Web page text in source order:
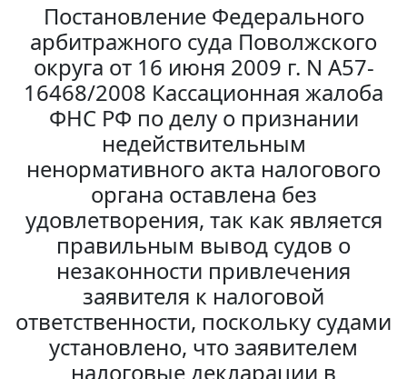
Постановление Федерального
арбитражного суда Поволжского
округа от 16 июня 2009 г. N А57-
16468/2008 Кассационная жалоба
ФНС РФ по делу о признании
недействительным
ненормативного акта налогового
органа оставлена без
удовлетворения, так как является
правильным вывод судов о
незаконности привлечения
заявителя к налоговой
ответственности, поскольку судами
установлено, что заявителем
налоговые декларации в